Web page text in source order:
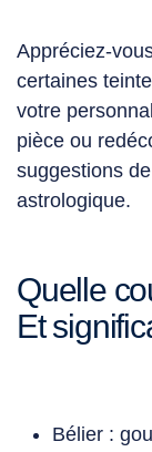
Appréciez-
certaines
votre
pièce ou
suggestions de
astrologique.
Quelle
Et
Bélier :